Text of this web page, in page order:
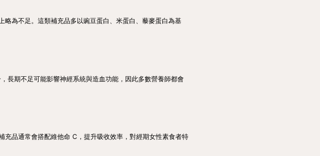
為不足。這類補充品多以豌豆蛋白、米蛋白、藜麥蛋白為基
長期不足可能影響神經系統與造血功能，因此多數營養師都會
品通常會搭配維他命 C，提升吸收效率，對經期女性素食者特